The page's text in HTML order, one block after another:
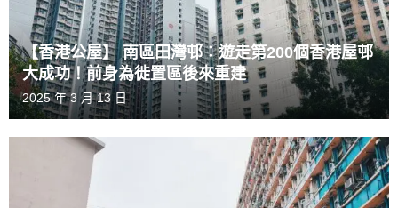
【香港公屋】 南區田灣邨：遊走第200個香港屋邨
大成功！前身為徙置區後來重建
2025 年 3 月 13 日